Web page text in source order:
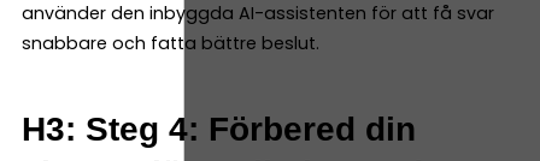
använder den inbyggda AI-assistenten för att få svar
snabbare och fatta bättre beslut.
H3: Steg 4: Förbered din